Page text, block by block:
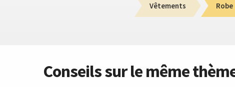
Vêtements Robe
Conseils sur le même